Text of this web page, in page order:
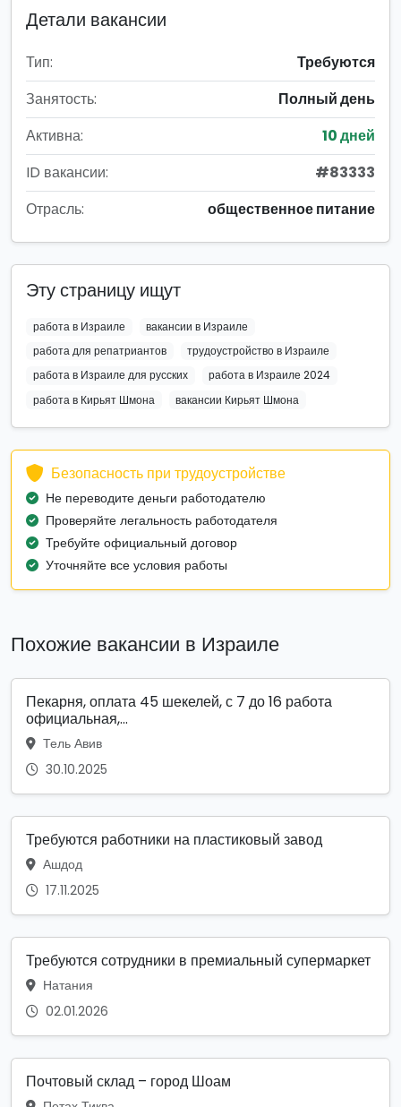
Детали вакансии
Тип:
Требуются
Занятость:
Полный день
Активна:
10 дней
ID вакансии:
#83333
Отрасль:
общественное питание
Эту страницу ищут
работа в Израиле
вакансии в Израиле
работа для репатриантов
трудоустройство в Израиле
работа в Израиле для русских
работа в Израиле 2024
работа в Кирьят Шмона
вакансии Кирьят Шмона
Безопасность при трудоустройстве
Не переводите деньги работодателю
Проверяйте легальность работодателя
Требуйте официальный договор
Уточняйте все условия работы
Похожие вакансии в Израиле
Пекарня, оплата 45 шекелей, с 7 до 16 работа
официальная,...
Тель Авив
30.10.2025
Требуются работники на пластиковый завод
Ашдод
17.11.2025
Требуются сотрудники в премиальный супермаркет
Натания
02.01.2026
Почтовый склад – город Шоам